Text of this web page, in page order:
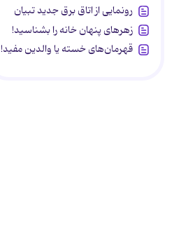
رونمایی از اتاق برق جدید تبیان
زهرهای پنهان خانه را بشناسید!
قهرمان‌های خسته یا والدین مفید!